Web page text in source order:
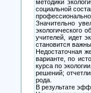
методики
социальной
Значительно
экологического
учителей, идет
становится
Недостаточная
варианте, по
курса по
решений;
рода.
В результате